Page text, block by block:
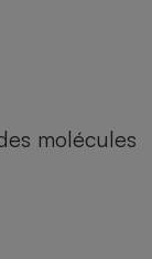
molécules